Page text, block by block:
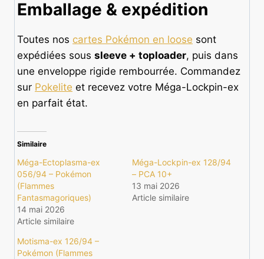
Emballage & expédition
Toutes nos cartes Pokémon en loose sont
expédiées sous sleeve + toploader, puis dans
une enveloppe rigide rembourrée. Commandez
sur Pokelite et recevez votre Méga-Lockpin-ex
en parfait état.
Similaire
Méga-Ectoplasma-ex
056/94 – Pokémon
(Flammes
Fantasmagoriques)
14 mai 2026
Article similaire
Méga-Lockpin-ex 128/94
– PCA 10+
13 mai 2026
Article similaire
Motisma-ex 126/94 –
Pokémon (Flammes